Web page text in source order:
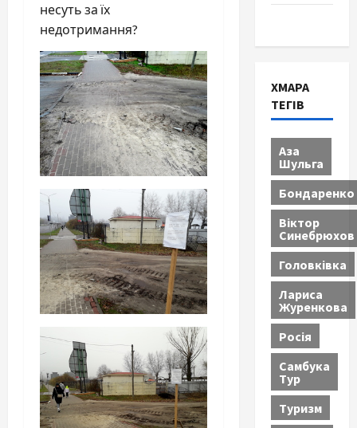
несуть за їх
недотримання?
ХМАРА
ТЕГІВ
Аза
Шульга
Бондаренко
Віктор
Синебрюхов
Головківка
Лариса
Журенкова
Росія
Самбука
Тур
Туризм